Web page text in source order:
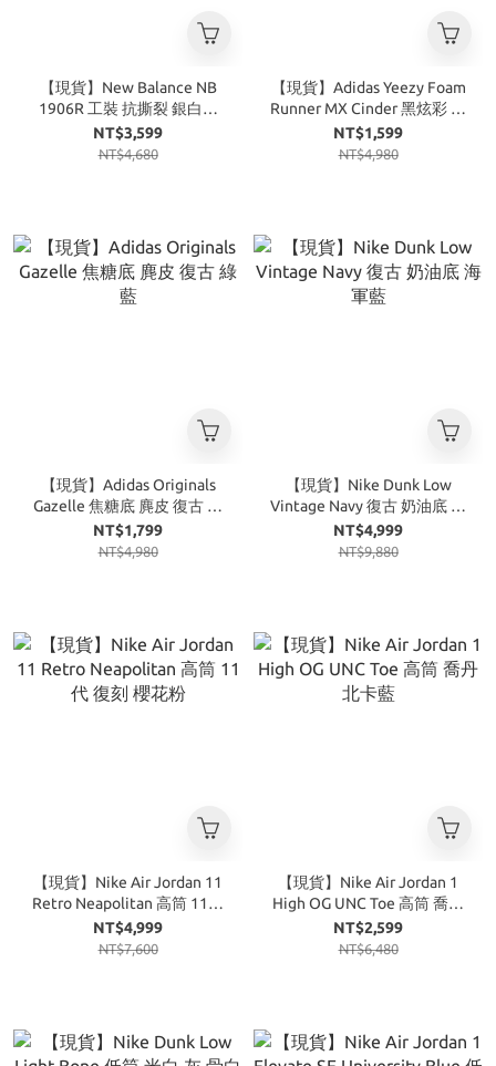
【現貨】New Balance NB
1906R 工裝 抗撕裂 銀白黑
M1906RA
NT$3,599
NT$4,680
【現貨】Adidas Yeezy Foam
Runner MX Cinder 黑炫彩 黑
迷彩
NT$1,599
NT$4,980
【現貨】Adidas Originals
Gazelle 焦糖底 麂皮 復古 綠
藍
NT$1,799
NT$4,980
【現貨】Nike Dunk Low
Vintage Navy 復古 奶油底 海
軍藍
NT$4,999
NT$9,880
【現貨】Nike Air Jordan 11
Retro Neapolitan 高筒 11代
復刻 櫻花粉
NT$4,999
NT$7,600
【現貨】Nike Air Jordan 1
High OG UNC Toe 高筒 喬丹
北卡藍
NT$2,599
NT$6,480